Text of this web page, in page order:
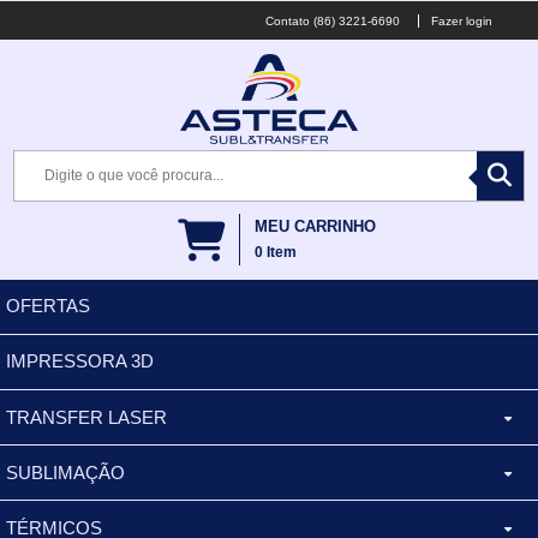
(86) 3221-6690 Fazer login
MEU CARRINHO
0 Item
OFERTAS
IMPRESSORA 3D
TRANSFER LASER
CANECA ALUMINIO
BALDES
SUBLIMAÇÃO
XÍCARA
TÉRMICOS